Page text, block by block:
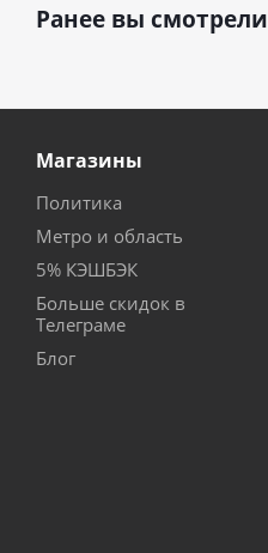
Ранее вы смотрели
Магазины
Политика
Метро и область
5% КЭШБЭК
Больше скидок в
Телеграме
Блог